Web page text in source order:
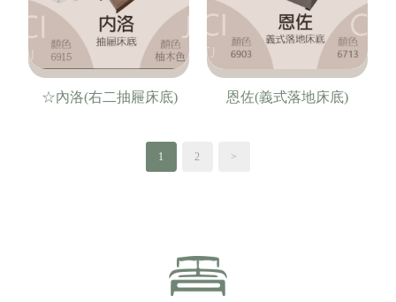
☆內洛(右二抽屜床底) 恩佐(義式落地床底)
1 2 >